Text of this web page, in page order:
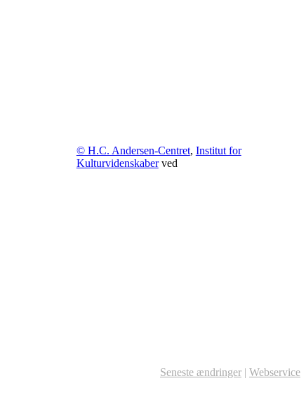
© H.C. Andersen-Centret, Institut for
Kulturvidenskaberved
Seneste ændringer | Webservice